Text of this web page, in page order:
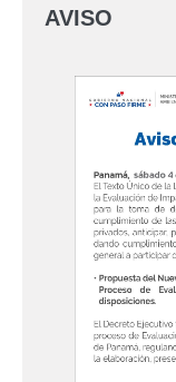
AVISO